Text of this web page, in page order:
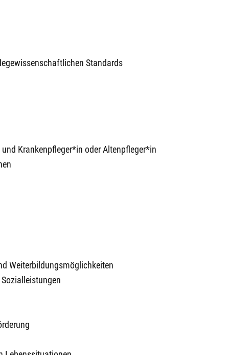
Standards
Krankenpfleger*in oder Altenpfleger*in
Weiterbildungsmöglichkeiten